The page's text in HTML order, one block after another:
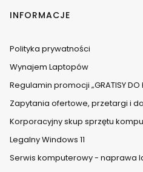
INFORMACJE
Polityka prywatności
Wynajem Laptopów
Regulamin promocji „GRATISY DO
Zapytania ofertowe, przetargi i
Korporacyjny skup sprzętu
Legalny Windows 11
Serwis komputerowy - naprawa